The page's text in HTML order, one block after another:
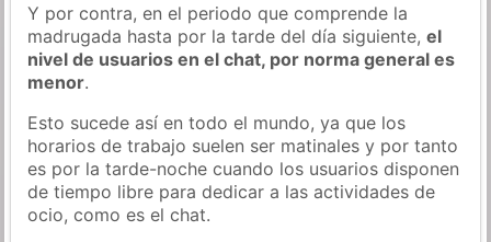
Y por contra, en el periodo que comprende la
madrugada hasta por la tarde del día siguiente,el
nivel de usuarios en el chat, por norma general es
menor.
Esto sucede así en todo el mundo, ya que los
horarios de trabajo suelen ser matinales y por tanto
es por la tarde-noche cuando los usuarios disponen
de tiempo libre para dedicar a las actividades de
ocio, como es el chat.